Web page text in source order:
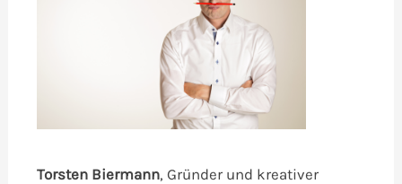
Torsten Biermann, Gründer und kreativer